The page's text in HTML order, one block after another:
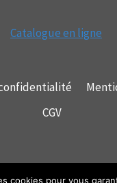
Catalogue en ligne
CGV
cookies pour vous